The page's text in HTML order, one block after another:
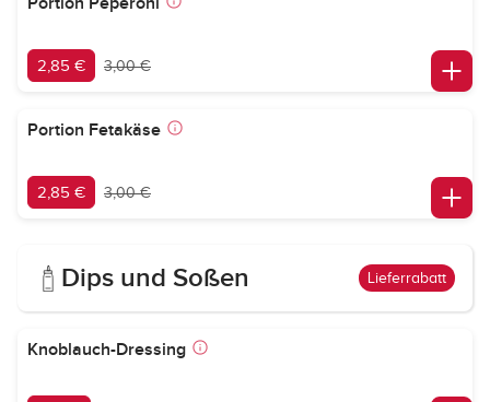
2,85 € 3,00 €
Portion Fetakäse
2,85 € 3,00 €
Dips und Soßen Lieferrabatt
Knoblauch-Dressing